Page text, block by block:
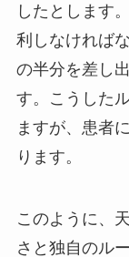
したとします
利しなければ
の半分を差し
す。こうした
ますが、患者
ります。
このように、
さと独自のル